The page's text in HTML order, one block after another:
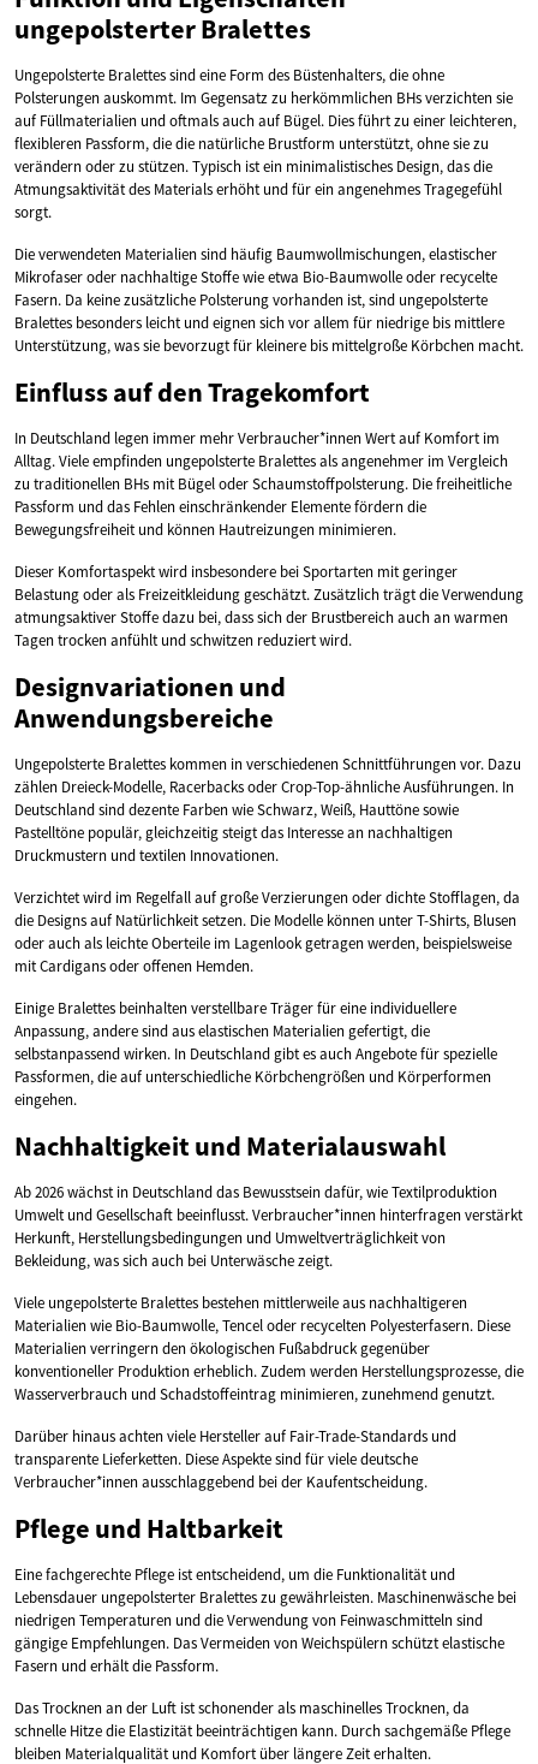
ungepolsterter Bralettes
Ungepolsterte Bralettes sind eine Form des Büstenhalters, die ohne
Polsterungen auskommt. Im Gegensatz zu herkömmlichen BHs verzichten sie
auf Füllmaterialien und oftmals auch auf Bügel. Dies führt zu einer leichteren,
flexibleren Passform, die die natürliche Brustform unterstützt, ohne sie zu
verändern oder zu stützen. Typisch ist ein minimalistisches Design, das die
Atmungsaktivität des Materials erhöht und für ein angenehmes Tragegefühl
sorgt.
Die verwendeten Materialien sind häufig Baumwollmischungen, elastischer
Mikrofaser oder nachhaltige Stoffe wie etwa Bio-Baumwolle oder recycelte
Fasern. Da keine zusätzliche Polsterung vorhanden ist, sind ungepolsterte
Bralettes besonders leicht und eignen sich vor allem für niedrige bis mittlere
Unterstützung, was sie bevorzugt für kleinere bis mittelgroße Körbchen macht.
Einfluss auf den Tragekomfort
In Deutschland legen immer mehr Verbraucher*innen Wert auf Komfort im
Alltag. Viele empfinden ungepolsterte Bralettes als angenehmer im Vergleich
zu traditionellen BHs mit Bügel oder Schaumstoffpolsterung. Die freiheitliche
Passform und das Fehlen einschränkender Elemente fördern die
Bewegungsfreiheit und können Hautreizungen minimieren.
Dieser Komfortaspekt wird insbesondere bei Sportarten mit geringer
Belastung oder als Freizeitkleidung geschätzt. Zusätzlich trägt die Verwendung
atmungsaktiver Stoffe dazu bei, dass sich der Brustbereich auch an warmen
Tagen trocken anfühlt und schwitzen reduziert wird.
Designvariationen und
Anwendungsbereiche
Ungepolsterte Bralettes kommen in verschiedenen Schnittführungen vor. Dazu
zählen Dreieck-Modelle, Racerbacks oder Crop-Top-ähnliche Ausführungen. In
Deutschland sind dezente Farben wie Schwarz, Weiß, Hauttöne sowie
Pastelltöne populär, gleichzeitig steigt das Interesse an nachhaltigen
Druckmustern und textilen Innovationen.
Verzichtet wird im Regelfall auf große Verzierungen oder dichte Stofflagen, da
die Designs auf Natürlichkeit setzen. Die Modelle können unter T-Shirts, Blusen
oder auch als leichte Oberteile im Lagenlook getragen werden, beispielsweise
mit Cardigans oder offenen Hemden.
Einige Bralettes beinhalten verstellbare Träger für eine individuellere
Anpassung, andere sind aus elastischen Materialien gefertigt, die
selbstanpassend wirken. In Deutschland gibt es auch Angebote für spezielle
Passformen, die auf unterschiedliche Körbchengrößen und Körperformen
eingehen.
Nachhaltigkeit und Materialauswahl
Ab 2026 wächst in Deutschland das Bewusstsein dafür, wie Textilproduktion
Umwelt und Gesellschaft beeinflusst. Verbraucher*innen hinterfragen verstärkt
Herkunft, Herstellungsbedingungen und Umweltverträglichkeit von
Bekleidung, was sich auch bei Unterwäsche zeigt.
Viele ungepolsterte Bralettes bestehen mittlerweile aus nachhaltigeren
Materialien wie Bio-Baumwolle, Tencel oder recycelten Polyesterfasern. Diese
Materialien verringern den ökologischen Fußabdruck gegenüber
konventioneller Produktion erheblich. Zudem werden Herstellungsprozesse, die
Wasserverbrauch und Schadstoffeintrag minimieren, zunehmend genutzt.
Darüber hinaus achten viele Hersteller auf Fair-Trade-Standards und
transparente Lieferketten. Diese Aspekte sind für viele deutsche
Verbraucher*innen ausschlaggebend bei der Kaufentscheidung.
Pflege und Haltbarkeit
Eine fachgerechte Pflege ist entscheidend, um die Funktionalität und
Lebensdauer ungepolsterter Bralettes zu gewährleisten. Maschinenwäsche bei
niedrigen Temperaturen und die Verwendung von Feinwaschmitteln sind
gängige Empfehlungen. Das Vermeiden von Weichspülern schützt elastische
Fasern und erhält die Passform.
Das Trocknen an der Luft ist schonender als maschinelles Trocknen, da
schnelle Hitze die Elastizität beeinträchtigen kann. Durch sachgemäße Pflege
bleiben Materialqualität und Komfort über längere Zeit erhalten.